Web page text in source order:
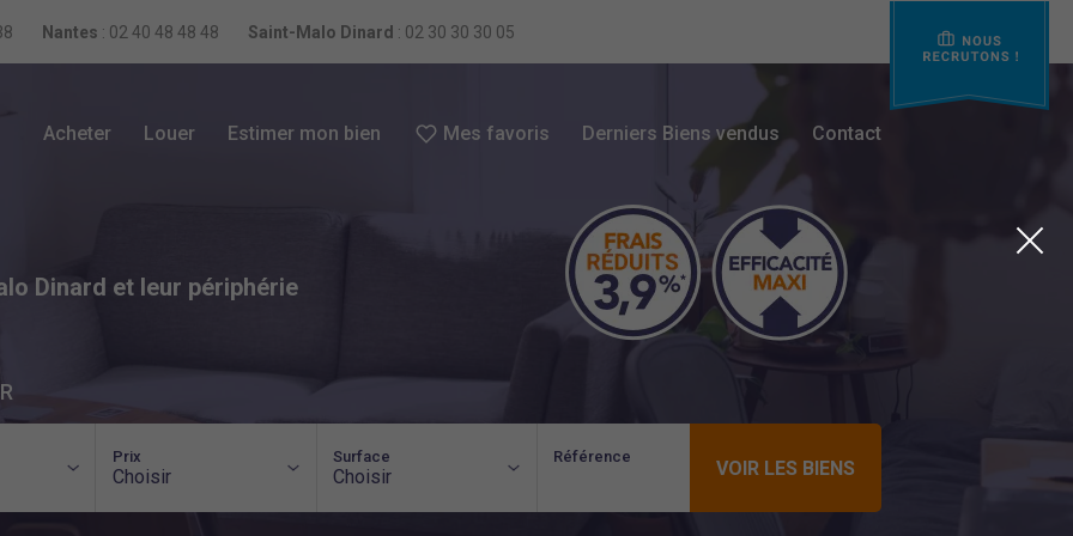
Nantes : 02 40 48 48 48 Saint-Malo Dinard : 02 30 30 30 05
Acheter Louer Estimer mon bien Mes favoris Derniers Biens vendus Contact
Dinard et leur périphérie
Prix
Choisir
Surface
Choisir
Référence VOIR LES BIENS